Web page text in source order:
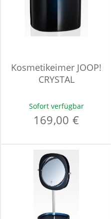
Kosmetikeimer JOOP!
CRYSTAL
Sofort verfügbar
169,00 €